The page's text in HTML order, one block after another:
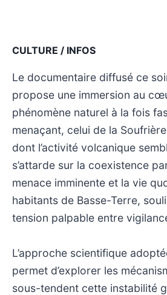
CULTURE / INFOS
Le documentaire diffusé ce
propose une immersion au
phénomène naturel à la fois
menaçant, celui de la
dont l’activité volcanique
s’attarde sur la coexistence
menace imminente et la vie
habitants de Basse-Terre,
tension palpable entre
L’approche scientifique
permet d’explorer les
sous-tendent cette instabilité